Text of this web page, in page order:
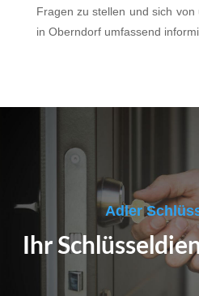
Fragen zu stellen und sich
in Oberndorf umfassend
Adler
Ihr